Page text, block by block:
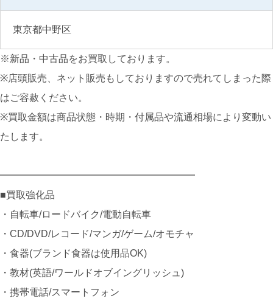
東京都中野区
※新品・中古品をお買取しております。
※店頭販売、ネット販売もしておりますので売れてしまった際
はご容赦ください。
※買取金額は商品状態・時期・付属品や流通相場により変動い
たします。
━━━━━━━━━━━━━━━━━━━━
■買取強化品
・自転車/ロードバイク/電動自転車
・CD/DVD/レコード/マンガ/ゲーム/オモチャ
・食器(ブランド食器は使用品OK)
・教材(英語/ワールドオブイングリッシュ)
・携帯電話/スマートフォン